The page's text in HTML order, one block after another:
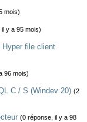
mois)
y a 95 mois)
Hyper file client
96 mois)
C / S (Windev 20) (2
(0 réponse, il y a 98